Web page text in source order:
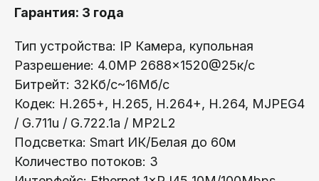
Гарантия: 3 года
Тип устройства: IP Камера, купольная
Разрешение: 4.0МР 2688×1520@25к/с
Битрейт: 32Кб/с~16Мб/с
Кодек: H.265+, H.265, H.264+, H.264, MJPEG4
/ G.711u / G.722.1a / MP2L2
Подсветка: Smart ИК/Белая до 60м
Количество потоков: 3